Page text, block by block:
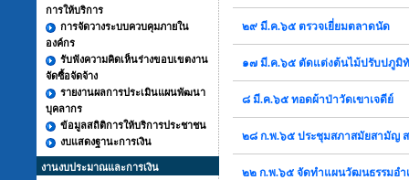
การให้บริการ
การจัดวางระบบควบคุมภายใน
องค์กร
รับฟังความคิดเห็นร่างขอบเขตงาน
จัดซื้อจัดจ้าง
รายงานผลการประเมินแผนพัฒนา
บุคลากร
ข้อมูลสถิติการให้บริการประชาชน
งบแสดงฐานะการเงิน
งานงบประมาณและการเงิน
๒๙ มี.ค.๖๕ ตรวจเยี่ยมตลาดนัด
๑๗ มี.ค.๖๕ ตัดแต่งต้นไม้ปรับปภูมิ
๘ มี.ค.๖๕ ทอดผ้าป่าวัดเขาเจดีย์
๒๘ ก.พ.๖๕ ประชุมสภาสมัยสามัญ
๒๒ ก.พ.๖๕ จัดทำแผนวัฒนธรรมอำ